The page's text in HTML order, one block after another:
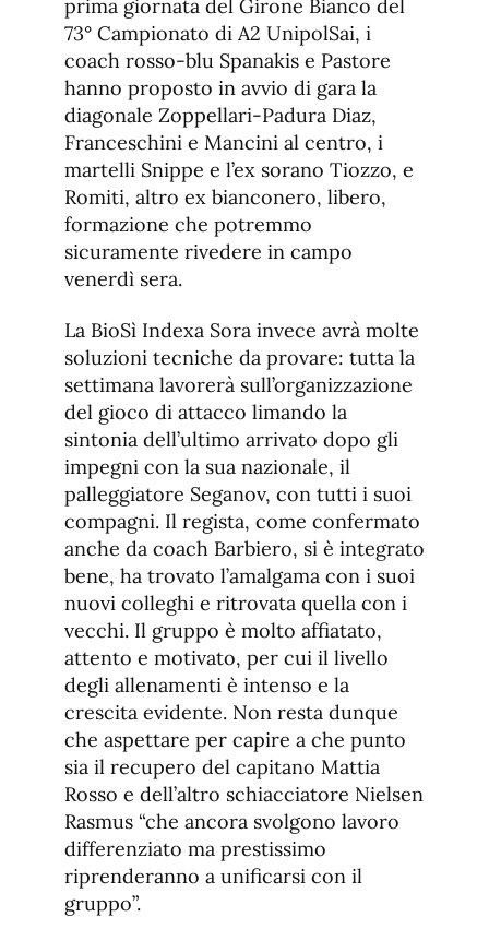
prima giornata del Girone Bianco del
73° Campionato di A2 UnipolSai, i
coach rosso-blu Spanakis e Pastore
hanno proposto in avvio di gara la
diagonale Zoppellari-Padura Diaz,
Franceschini e Mancini al centro, i
martelli Snippe e l’ex sorano Tiozzo, e
Romiti, altro ex bianconero, libero,
formazione che potremmo
sicuramente rivedere in campo
venerdì sera.
La BioSì Indexa Sora invece avrà molte
soluzioni tecniche da provare: tutta la
settimana lavorerà sull’organizzazione
del gioco di attacco limando la
sintonia dell’ultimo arrivato dopo gli
impegni con la sua nazionale, il
palleggiatore Seganov, con tutti i suoi
compagni. Il regista, come confermato
anche da coach Barbiero, si è integrato
bene, ha trovato l’amalgama con i suoi
nuovi colleghi e ritrovata quella con i
vecchi. Il gruppo è molto affiatato,
attento e motivato, per cui il livello
degli allenamenti è intenso e la
crescita evidente. Non resta dunque
che aspettare per capire a che punto
sia il recupero del capitano Mattia
Rosso e dell’altro schiacciatore Nielsen
Rasmus “che ancora svolgono lavoro
differenziato ma prestissimo
riprenderanno a unificarsi con il
gruppo”.